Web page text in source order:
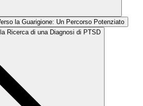
la Guarigione: Un Percorso Potenziato
Ricerca di una Diagnosi di PTSD